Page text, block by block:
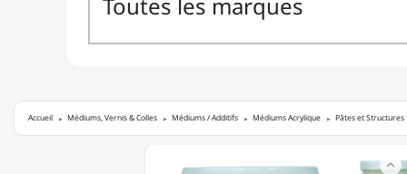
Accueil Médiums, Vernis & Colles Médiums / Additifs Médiums Acrylique Pâtes et Structures
